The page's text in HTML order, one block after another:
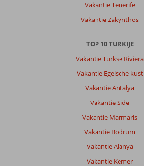
Vakantie Tenerife
Vakantie Zakynthos
TOP 10 TURKIJE
Vakantie Turkse Riviera
Vakantie Egeische kust
Vakantie Antalya
Vakantie Side
Vakantie Marmaris
Vakantie Bodrum
Vakantie Alanya
Vakantie Kemer